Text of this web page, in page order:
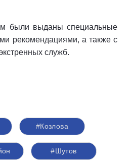
были выданы специальные
рекомендациями, а также с
служб.
#Козлова
#Шутов